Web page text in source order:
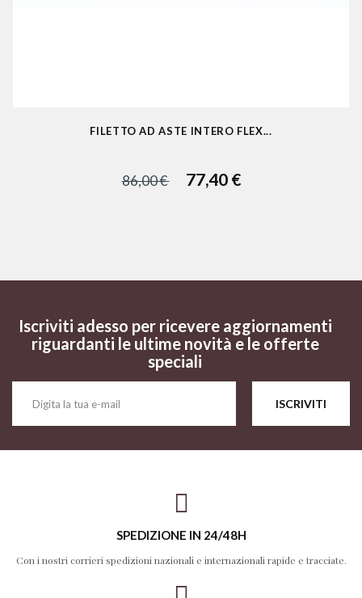
FILETTO AD ASTE INTERO FLEX...
86,00 € 77,40 €
Iscriviti adesso per ricevere aggiornamenti
riguardanti le ultime novità e le offerte
speciali
ISCRIVITI
SPEDIZIONE IN 24/48H
Con i nostri corrieri spedizioni nazionali e internazionali rapide e tracciate.